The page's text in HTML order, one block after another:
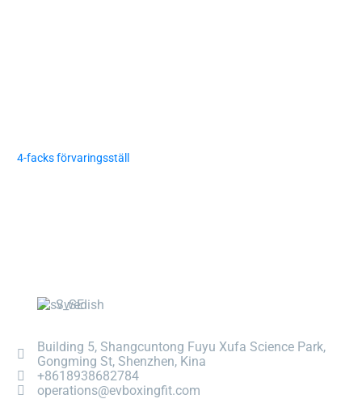
4-facks förvaringsställ
Swedish
Building 5, Shangcuntong Fuyu Xufa Science Park,
Gongming St, Shenzhen, Kina
+8618938682784
operations@evboxingfit.com